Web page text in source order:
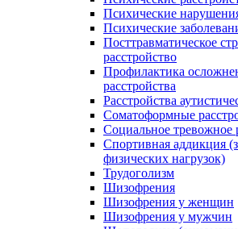
Психические
Психические
Посттравматическое
расстройство
Профилактика
расстройства
Расстройства
Соматоформные
Социальное тревожное
Спортивная аддикция
физических нагрузок)
Трудоголизм
Шизофрения
Шизофрения у женщин
Шизофрения у мужчин